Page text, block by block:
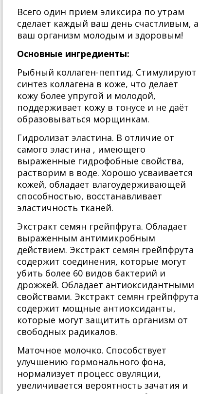
Всего один прием эликсира по утрам
сделает каждый ваш день счастливым, а
ваш организм молодым и здоровым!
Основные ингредиенты:
Рыбный коллаген-пептид. Стимулируют
синтез коллагена в коже, что делает
кожу более упругой и молодой,
поддерживает кожу в тонусе и не даёт
образовываться морщинкам.
Гидролизат эластина. В отличие от
самого эластина , имеющего
выраженные гидрофобные свойства,
растворим в воде. Хорошо усваивается
кожей, обладает влагоудерживающей
способностью, восстанавливает
эластичность тканей.
Экстракт семян грейпфрута. Обладает
выраженным антимикробным
действием. Экстракт семян грейпфрута
содержит соединения, которые могут
убить более 60 видов бактерий и
дрожжей. Обладает антиоксидантными
свойствами. Экстракт семян грейпфрута
содержит мощные антиоксиданты,
которые могут защитить организм от
свободных радикалов.
Маточное молочко. Способствует
улучшению гормонального фона,
нормализует процесс овуляции,
увеличивается вероятность зачатия и